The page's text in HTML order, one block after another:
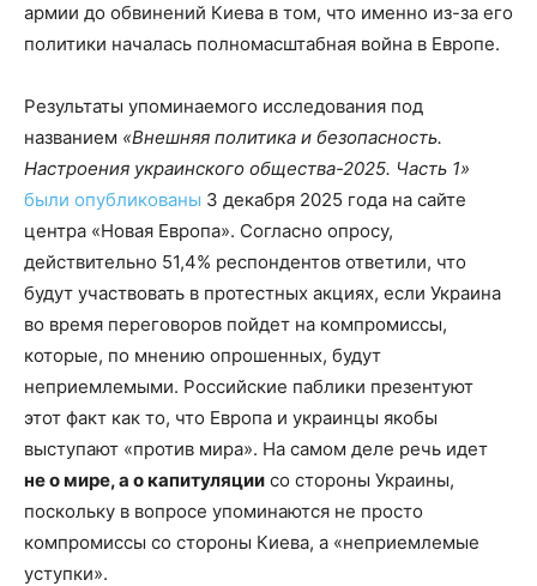
армии до обвинений Киева в том, что именно из-за его
политики началась полномасштабная война в Европе.
Результаты упоминаемого исследования под
названием «Внешняя политика и безопасность.
Настроения украинского общества-2025. Часть 1»
были опубликованы 3 декабря 2025 года на сайте
центра «Новая Европа». Согласно опросу,
действительно 51,4% респондентов ответили, что
будут участвовать в протестных акциях, если Украина
во время переговоров пойдет на компромиссы,
которые, по мнению опрошенных, будут
неприемлемыми. Российские паблики презентуют
этот факт как то, что Европа и украинцы якобы
выступают «против мира». На самом деле речь идет
не о мире, а о капитуляции со стороны Украины,
поскольку в вопросе упоминаются не просто
компромиссы со стороны Киева, а «неприемлемые
уступки».